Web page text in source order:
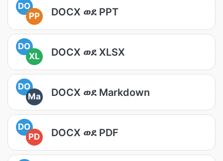
DO
PP
DOCX ወደ PPT
DO
XL
DOCX ወደ XLSX
DO
Ma
DOCX ወደ Markdown
DO
PD
DOCX ወደ PDF